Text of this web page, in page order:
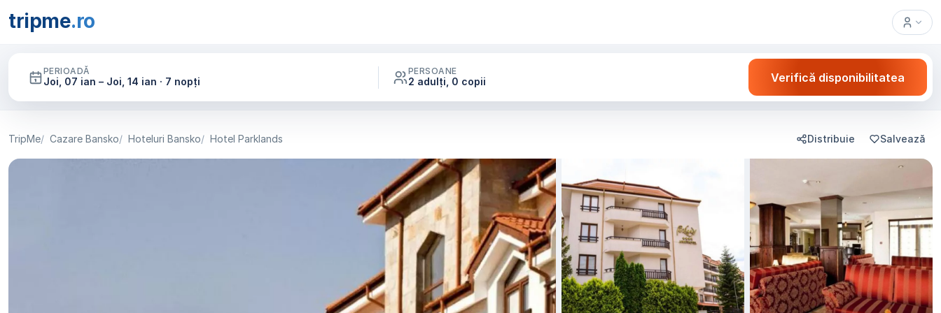
tripme.ro
PERIOADĂ
Joi, 07 ian – Joi, 14 ian · 7 nopți
PERSOANE
2 adulți, 0 copii Verifică disponibilitatea
TripMe Cazare Bansko Hoteluri Bansko Hotel Parklands Distribuie Salvează